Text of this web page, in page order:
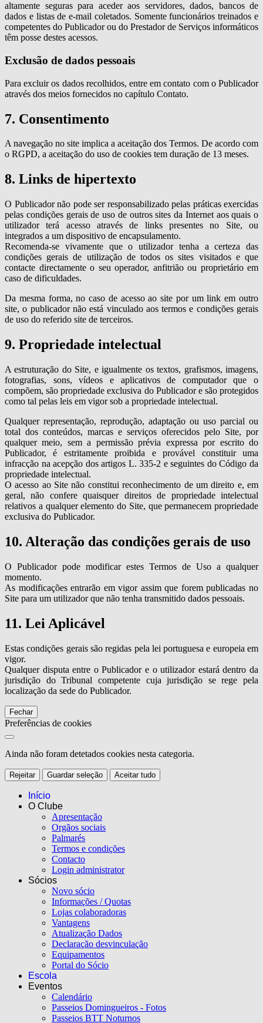
altamente seguras para aceder aos servidores, dados, bancos de
dados e listas de e-mail coletados. Somente funcionários treinados e
competentes do Publicador ou do Prestador de Serviços informáticos
têm posse destes acessos.
Exclusão de dados pessoais
Para excluir os dados recolhidos, entre em contato com o Publicador
através dos meios fornecidos no capítulo Contato.
7. Consentimento
A navegação no site implica a aceitação dos Termos. De acordo com
o RGPD, a aceitação do uso de cookies tem duração de 13 meses.
8. Links de hipertexto
O Publicador não pode ser responsabilizado pelas práticas exercidas
pelas condições gerais de uso de outros sites da Internet aos quais o
utilizador terá acesso através de links presentes no Site, ou
integrados a um dispositivo de encapsulamento.
Recomenda-se vivamente que o utilizador tenha a certeza das
condições gerais de utilização de todos os sites visitados e que
contacte directamente o seu operador, anfitrião ou proprietário em
caso de dificuldades.
Da mesma forma, no caso de acesso ao site por um link em outro
site, o publicador não está vinculado aos termos e condições gerais
de uso do referido site de terceiros.
9. Propriedade intelectual
A estruturação do Site, e igualmente os textos, grafismos, imagens,
fotografias, sons, vídeos e aplicativos de computador que o
compõem, são propriedade exclusiva do Publicador e são protegidos
como tal pelas leis em vigor sob a propriedade intelectual.
Qualquer representação, reprodução, adaptação ou uso parcial ou
total dos conteúdos, marcas e serviços oferecidos pelo Site, por
qualquer meio, sem a permissão prévia expressa por escrito do
Publicador, é estritamente proibida e provável constituir uma
infracção na acepção dos artigos L. 335-2 e seguintes do Código da
propriedade intelectual.
O acesso ao Site não constitui reconhecimento de um direito e, em
geral, não confere quaisquer direitos de propriedade intelectual
relativos a qualquer elemento do Site, que permanecem propriedade
exclusiva do Publicador.
10. Alteração das condições gerais de uso
O Publicador pode modificar estes Termos de Uso a qualquer
momento.
As modificações entrarão em vigor assim que forem publicadas no
Site para um utilizador que não tenha transmitido dados pessoais.
11. Lei Aplicável
Estas condições gerais são regidas pela lei portuguesa e europeia em
vigor.
Qualquer disputa entre o Publicador e o utilizador estará dentro da
jurisdição do Tribunal competente cuja jurisdição se rege pela
localização da sede do Publicador.
Fechar
Preferências de cookies
Ainda não foram detetados cookies nesta categoria.
Rejeitar Guardar seleção Aceitar tudo
Início
O Clube
Apresentação
Orgãos sociais
Palmarés
Termos e condições
Contacto
Login administrator
Sócios
Novo sócio
Informações / Quotas
Lojas colaboradoras
Vantagens
Atualização Dados
Declaração desvinculação
Equipamentos
Portal do Sócio
Escola
Eventos
Calendário
Passeios Domingueiros - Fotos
Passeios BTT Noturnos